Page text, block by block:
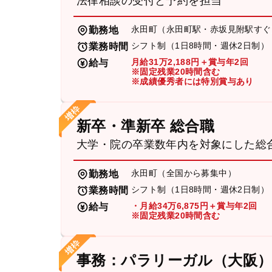
勤務地 永田町（永田町駅・赤坂見附駅すぐ
業務時間 シフト制（1日8時間・週休2日制）
給与
月給31万2,188円＋賞与年2回
※固定残業20時間含む
※成績優秀者には特別賞与あり
新卒・準新卒 総合職
大学・院の卒業数年内を対象にした総
勤務地 永田町（全国から募集中）
業務時間 シフト制（1日8時間・週休2日制）
給与
・月給34万6,875円＋賞与年2回
※固定残業20時間含む
事務：パラリーガル（大阪）